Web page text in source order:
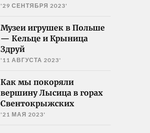
'29 СЕНТЯБРЯ 2023'
Музеи игрушек в Польше
— Кельце и Крыница
Здруй
'11 АВГУСТА 2023'
Как мы покоряли
вершину Лысица в горах
Свентокрыжских
'21 МАЯ 2023'